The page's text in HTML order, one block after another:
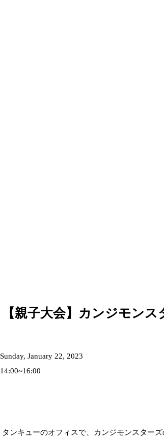
【親子大会】カンジモン
タンキューのオフィスで、カンジモンスター
Sunday, January 22, 2023
14:00~16:00